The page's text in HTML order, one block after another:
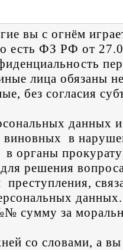
вы с огнём
есть ФЗ РФ от
лица обязаны
без согласия
данных
виновных в
органы
решения
преступления,
сумму за
со словами, а